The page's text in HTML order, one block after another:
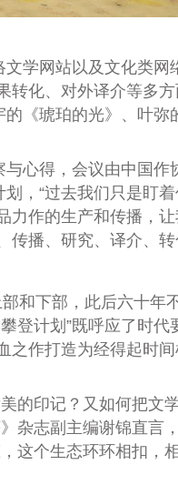
学网站以及文化类网
转化、对外译介等多
《琥珀的光》、叶弥
心得，会议由中国作
，“过去我们只是盯着
力作的生产和传播，
播、研究、译介、转
和下部，此后六十年
登计划”既呼应了时代
之作打造为经得起时
的印记？又如何把文
杂志副主编谢锦直言
这个生态环环相扣，